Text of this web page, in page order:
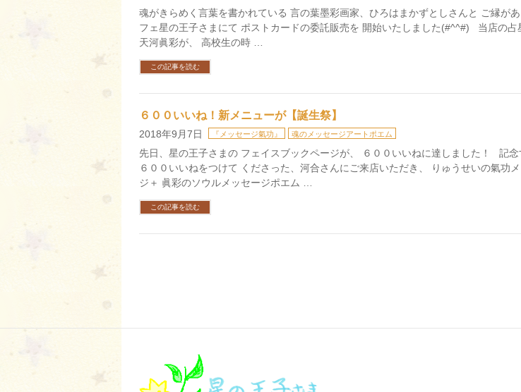
魂がきらめく言葉を書かれている 言の葉墨彩画家、ひろはまかずとしさんと ご縁が
フェ星の王子さまにて ポストカードの委託販売を 開始いたしました(#^^#) 当店の占
天河眞彩が、 高校生の時 …
この記事を読む
６００いいね！新メニューが【誕生祭】
2018年9月7日 『メッセージ氣功』 魂のメッセージアートポエム
先日、星の王子さまの フェイスブックページが、 ６００いいねに達しました！ 記念
６００いいねをつけて くださった、河合さんにご来店いただき、 りゅうせいの氣功
ジ＋ 眞彩のソウルメッセージポエム …
この記事を読む